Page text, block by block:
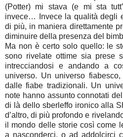
(Potter) mi stava (e mi sta
invece… Invece la qualità degli
di più, in maniera direttamente
diminuire della presenza del
Ma non è certo solo quello: le
sono rivelate ottime sia prese
intrecciandosi e andando a
universo. Un universo
dalle fiabe tradizionali. Un
note hanno assunto connotati
di là dello sberleffo ironico alla
d’altro, di più profondo e
il mondo delle storie così come
a nasconderci, o ad addolcirci